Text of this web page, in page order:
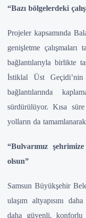
“Bazı bölgelerdeki
Projeler kapsamında
genişletme
bağlantılarıyla birlikte
İstiklal Üst Geçidi’nin
bağlantılarında
sürdürülüyor. Kısa
yolların da
“Bulvarımız
olsun”
Samsun Büyükşehir
ulaşım altyapısını
daha güvenli, konforlu